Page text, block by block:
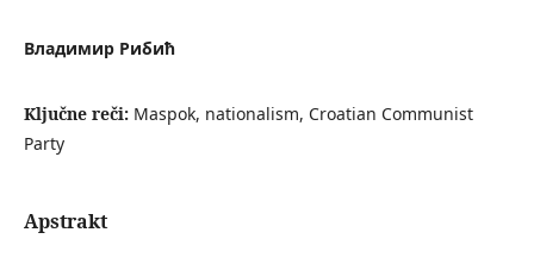
Владимир Рибић
Ključne reči: Maspok, nationalism, Croatian Communist
Party
Apstrakt